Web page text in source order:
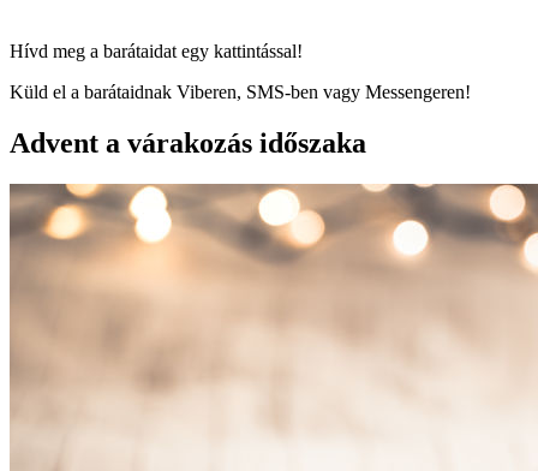
Hívd meg a barátaidat egy kattintással!
Küld el a barátaidnak Viberen, SMS-ben vagy Messengeren!
Advent a várakozás időszaka